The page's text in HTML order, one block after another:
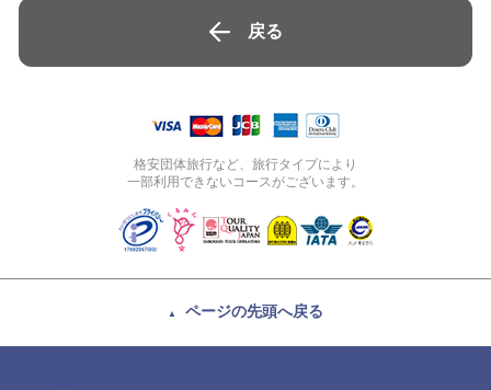
戻る
格安団体旅行など、旅行タイプにより
一部利用できないコースがございます。
ページの先頭へ戻る